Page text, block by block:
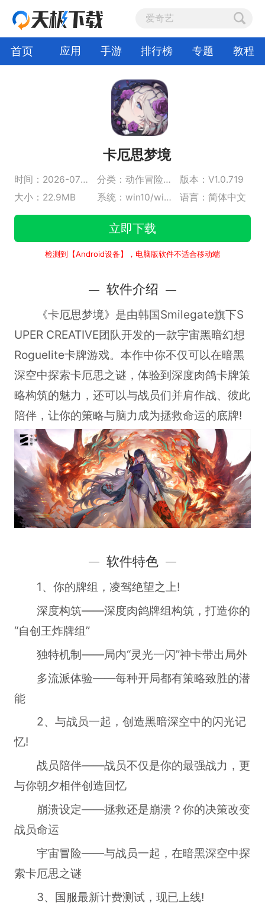
首页 应用 手游 排行榜 专题 教程
卡厄思梦境
时间：2026-07-30 分类：动作冒险游戏
版本：V1.0.719
大小：22.9MB
系统：win10/win11 语言：简体中文
立即下载
检测到【Android设备】，电脑版软件不适合移动端
软件介绍
《卡厄思梦境》是由韩国Smilegate旗下S
UPER CREATIVE团队开发的一款宇宙黑暗幻想
Roguelite卡牌游戏。本作中你不仅可以在暗黑
深空中探索卡厄思之谜，体验到深度肉鸽卡牌策
略构筑的魅力，还可以与战员们并肩作战、彼此
陪伴，让你的策略与脑力成为拯救命运的底牌!
软件特色
1、你的牌组，凌驾绝望之上!
深度构筑——深度肉鸽牌组构筑，打造你的
“自创王炸牌组”
独特机制——局内“灵光一闪”神卡带出局外
多流派体验——每种开局都有策略致胜的潜
能
2、与战员一起，创造黑暗深空中的闪光记
忆!
战员陪伴——战员不仅是你的最强战力，更
与你朝夕相伴创造回忆
崩溃设定——拯救还是崩溃？你的决策改变
战员命运
宇宙冒险——与战员一起，在暗黑深空中探
索卡厄思之谜
3、国服最新计费测试，现已上线!